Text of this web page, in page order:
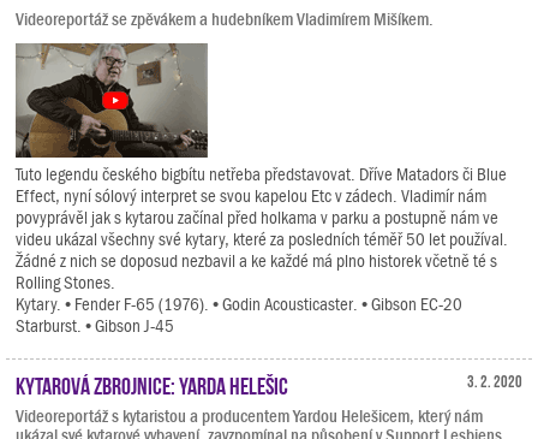
Videoreportáž se zpěvákem a hudebníkem Vladimírem Mišíkem.
Tuto legendu českého bigbítu netřeba představovat. Dříve Matadors či Blue
Effect, nyní sólový interpret se svou kapelou Etc v zádech. Vladimír nám
povyprávěl jak s kytarou začínal před holkama v parku a postupně nám ve
videu ukázal všechny své kytary, které za posledních téměř 50 let používal.
Žádné z nich se doposud nezbavil a ke každé má plno historek včetně té s
Rolling Stones.
Kytary. • Fender F-65 (1976). • Godin Acousticaster. • Gibson EC-20
Starburst. • Gibson J-45
3. 2. 2020
Kytarová zbrojnice: Yarda Helešic
Videoreportáž s kytaristou a producentem Yardou Helešicem, který nám
ukázal své kytarové vybavení, zavzpomínal na působení v Support Lesbiens,